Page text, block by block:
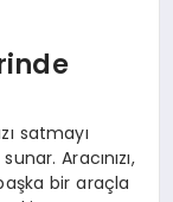
satmayı
Aracınızı,
bir araçla